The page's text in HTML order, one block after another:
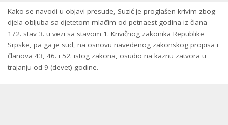
Kako se navodi u objavi presude, Suzić je proglašen krivim zbog
djela obljuba sa djetetom mlađim od petnaest godina iz člana
172. stav 3. u vezi sa stavom 1. Krivičnog zakonika Republike
Srpske, pa ga je sud, na osnovu navedenog zakonskog propisa i
članova 43, 46. i 52. istog zakona, osudio na kaznu zatvora u
trajanju od 9 (devet) godine.